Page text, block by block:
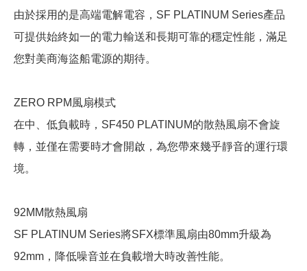
由於採用的是高端電解電容，SF PLATINUM Series產品
可提供始終如一的電力輸送和長期可靠的穩定性能，滿足
您對美商海盜船電源的期待。
ZERO RPM風扇模式
在中、低負載時，SF450 PLATINUM的散熱風扇不會旋
轉，並僅在需要時才會開啟，為您帶來幾乎靜音的運行環
境。
92MM散熱風扇
SF PLATINUM Series將SFX標準風扇由80mm升級為
92mm，降低噪音並在負載增大時改善性能。